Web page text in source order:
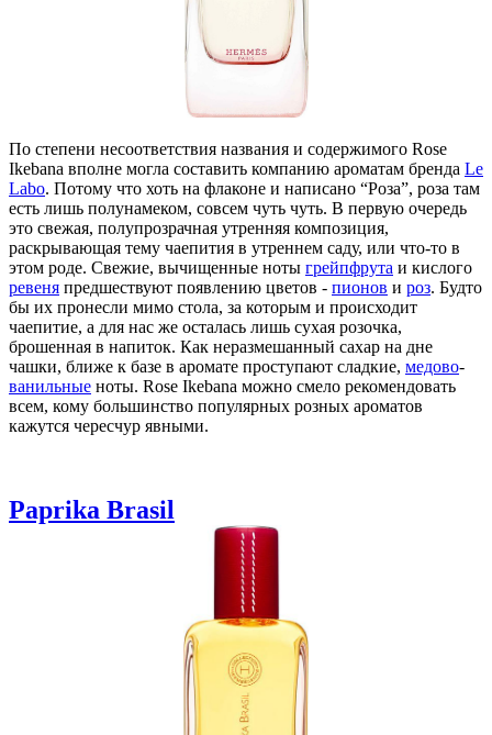
По степени несоответствия названия и содержимого Rose
Ikebana вполне могла составить компанию ароматам бренда Le
Labo. Потому что хоть на флаконе и написано “Роза”, роза там
есть лишь полунамеком, совсем чуть чуть. В первую очередь
это свежая, полупрозрачная утренняя композиция,
раскрывающая тему чаепития в утреннем саду, или что-то в
этом роде. Свежие, вычищенные ноты грейпфрута и кислого
ревеня предшествуют появлению цветов - пионов и роз. Будто
бы их пронесли мимо стола, за которым и происходит
чаепитие, а для нас же осталась лишь сухая розочка,
брошенная в напиток. Как неразмешанный сахар на дне
чашки, ближе к базе в аромате проступают сладкие, медово-
ванильные ноты. Rose Ikebana можно смело рекомендовать
всем, кому большинство популярных розных ароматов
кажутся чересчур явными.
Paprika Brasil